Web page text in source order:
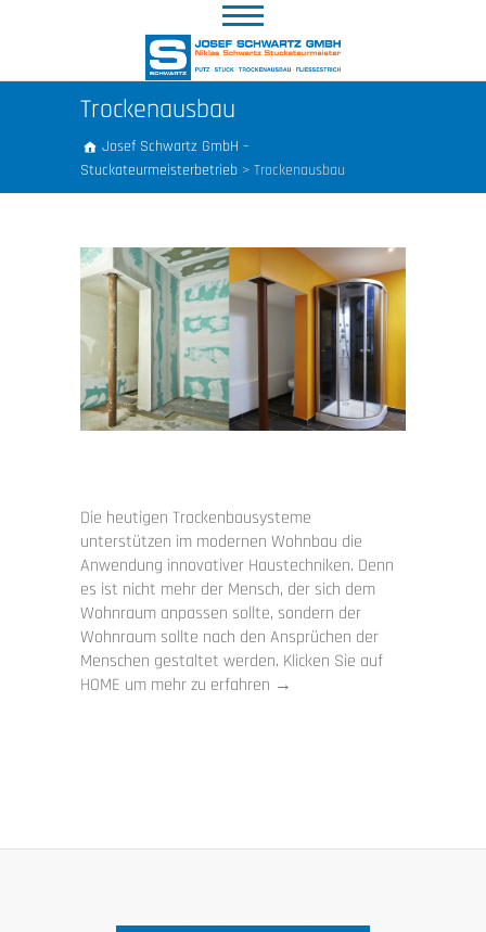
Trockenausbau
Josef Schwartz GmbH –
Stuckateurmeisterbetrieb > Trockenausbau
Die heutigen Trockenbausysteme
unterstützen im modernen Wohnbau die
Anwendung innovativer Haustechniken. Denn
es ist nicht mehr der Mensch, der sich dem
Wohnraum anpassen sollte, sondern der
Wohnraum sollte nach den Ansprüchen der
Menschen gestaltet werden. Klicken Sie auf
HOME um mehr zu erfahren →